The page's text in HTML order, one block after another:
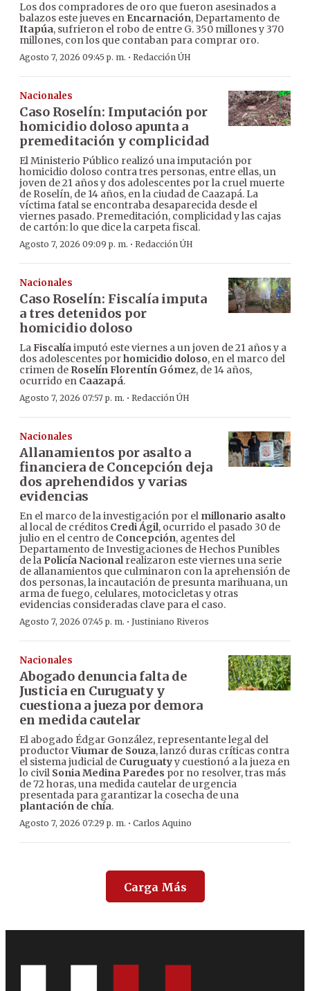
Los dos compradores de oro que fueron asesinados a
balazos este jueves en Encarnación, Departamento de
Itapúa, sufrieron el robo de entre G. 350 millones y 370
millones, con los que contaban para comprar oro.
Agosto 7, 2026 09:45 p. m. · Redacción ÚH
Nacionales
Caso Roselín: Imputación por
homicidio doloso apunta a
premeditación y complicidad
El Ministerio Público realizó una imputación por
homicidio doloso contra tres personas, entre ellas, un
joven de 21 años y dos adolescentes por la cruel muerte
de Roselín, de 14 años, en la ciudad de Caazapá. La
víctima fatal se encontraba desaparecida desde el
viernes pasado. Premeditación, complicidad y las cajas
de cartón: lo que dice la carpeta fiscal.
Agosto 7, 2026 09:09 p. m. · Redacción ÚH
Nacionales
Caso Roselín: Fiscalía imputa
a tres detenidos por
homicidio doloso
LaFiscalíaimputó este viernes a un joven de 21 años y a
dos adolescentes porhomicidio doloso, en el marco del
crimen de Roselín Florentín Gómez, de 14 años,
ocurrido en Caazapá.
Agosto 7, 2026 07:57 p. m. · Redacción ÚH
Nacionales
Allanamientos por asalto a
financiera de Concepción deja
dos aprehendidos y varias
evidencias
En el marco de la investigación por el millonario asalto
al local de créditos Credi Ágil, ocurrido el pasado 30 de
julio en el centro de Concepción, agentes del
Departamento de Investigaciones de Hechos Punibles
de la Policía Nacionalrealizaron este viernes una serie
de allanamientos que culminaron con la aprehensión de
dos personas, la incautación de presunta marihuana, un
arma de fuego, celulares, motocicletas y otras
evidencias consideradas clave para el caso.
Agosto 7, 2026 07:45 p. m. · Justiniano Riveros
Nacionales
Abogado denuncia falta de
Justicia en Curuguaty y
cuestiona a jueza por demora
en medida cautelar
El abogado Édgar González, representante legal del
productorViumar de Souza, lanzó duras críticas contra
el sistema judicial de Curuguatyy cuestionó a la jueza en
lo civil Sonia Medina Paredes por no resolver, tras más
de 72 horas, una medida cautelar de urgencia
presentada para garantizar la cosecha de una
plantación de chía.
Agosto 7, 2026 07:29 p. m. · Carlos Aquino
Carga Más